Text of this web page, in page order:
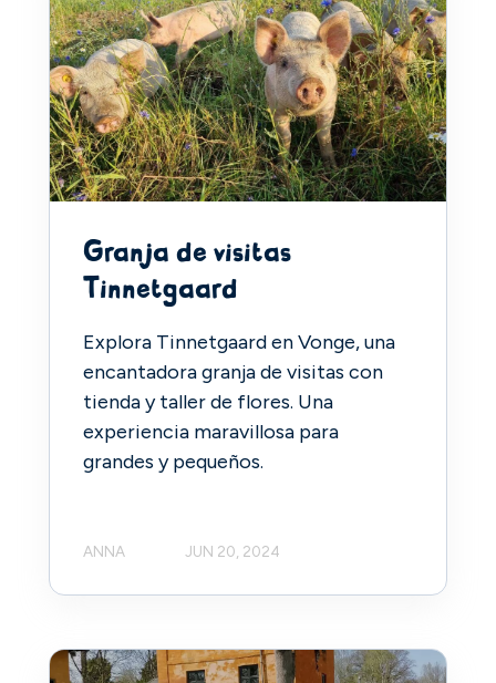
Granja de visitas
Tinnetgaard
Explora Tinnetgaard en Vonge, una
encantadora granja de visitas con
tienda y taller de flores. Una
experiencia maravillosa para
grandes y pequeños.
ANNA JUN 20, 2024